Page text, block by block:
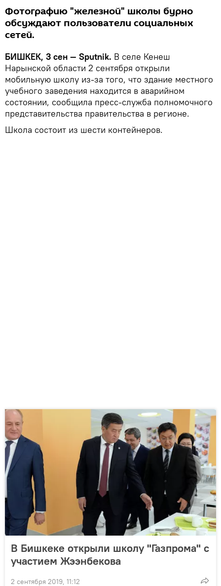
Фотографию "железной" школы бурно
обсуждают пользователи социальных
сетей.
БИШКЕК, 3 сен — Sputnik. В селе Кенеш
Нарынской области 2 сентября открыли
мобильную школу из-за того, что здание местного
учебного заведения находится в аварийном
состоянии, сообщила пресс-служба полномочного
представительства правительства в регионе.
Школа состоит из шести контейнеров.
В Бишкеке открыли школу "Газпрома" с
участием Жээнбекова
2 сентября 2019, 11:12